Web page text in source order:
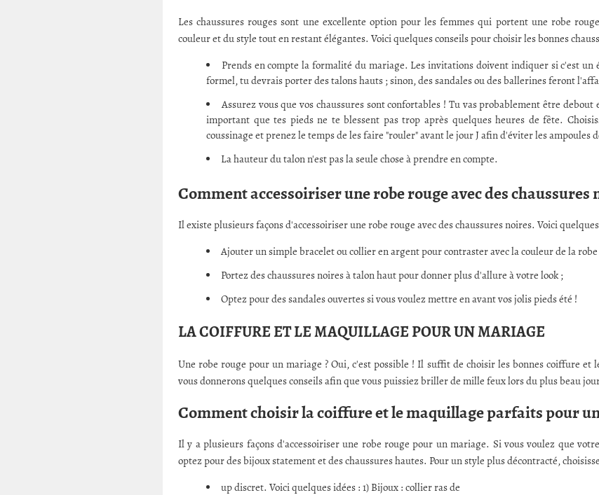
Les chaussures rouges sont une excellente option pour les femmes qui portent une robe
couleur et du style tout en restant élégantes. Voici quelques conseils pour choisir les bonnes
Prends en compte la formalité du mariage. Les invitations doivent indiquer si c'est
formel, tu devrais porter des talons hauts ; sinon, des sandales ou des ballerines feront
Assurez vous que vos chaussures sont confortables ! Tu vas probablement être
important que tes pieds ne te blessent pas trop après quelques heures de fête.
coussinage et prenez le temps de les faire "rouler" avant le jour J afin d'éviter les ampoules
La hauteur du talon n'est pas la seule chose à prendre en compte.
Comment accessoiriser une robe rouge avec des chaussures
Il existe plusieurs façons d'accessoiriser une robe rouge avec des chaussures noires. Voici
Ajouter un simple bracelet ou collier en argent pour contraster avec la couleur de la
Portez des chaussures noires à talon haut pour donner plus d'allure à votre look ;
Optez pour des sandales ouvertes si vous voulez mettre en avant vos jolis pieds été !
LA COIFFURE ET LE MAQUILLAGE POUR UN MARIAGE
Une robe rouge pour un mariage ? Oui, c'est possible ! Il suffit de choisir les bonnes coiffure et
vous donnerons quelques conseils afin que vous puissiez briller de mille feux lors du plus beau
Comment choisir la coiffure et le maquillage parfaits pour
Il y a plusieurs façons d'accessoiriser une robe rouge pour un mariage. Si vous voulez que
optez pour des bijoux statement et des chaussures hautes. Pour un style plus décontracté,
up discret. Voici quelques idées : 1) Bijoux : collier ras de